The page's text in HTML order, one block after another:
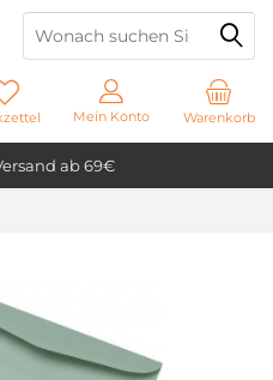
ab 69€
Warenkorb
Mein Konto